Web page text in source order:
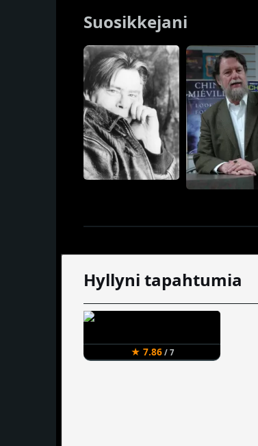
Suosikkejani
Hyllyni tapahtumia
★ 7.86/ 7